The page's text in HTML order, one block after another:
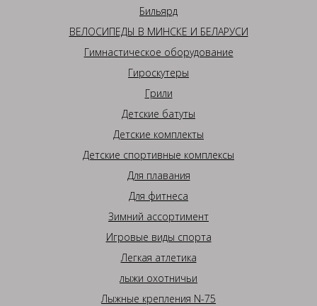
Бильярд
ВЕЛОСИПЕДЫ В МИНСКЕ И БЕЛАРУСИ
Гимнастическое оборудование
Гироскутеры
Грили
Детские батуты
Детские комплекты
Детские спортивные комплексы
Для плавания
Для фитнеса
Зимний ассортимент
Игровые виды спорта
Легкая атлетика
лыжи охотничьи
Лыжные крепления N-75